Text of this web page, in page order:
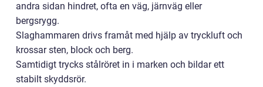
andra sidan hindret, ofta en väg, järnväg eller
bergsrygg.
Slaghammaren drivs framåt med hjälp av tryckluft och
krossar sten, block och berg.
Samtidigt trycks stålröret in i marken och bildar ett
stabilt skyddsrör.